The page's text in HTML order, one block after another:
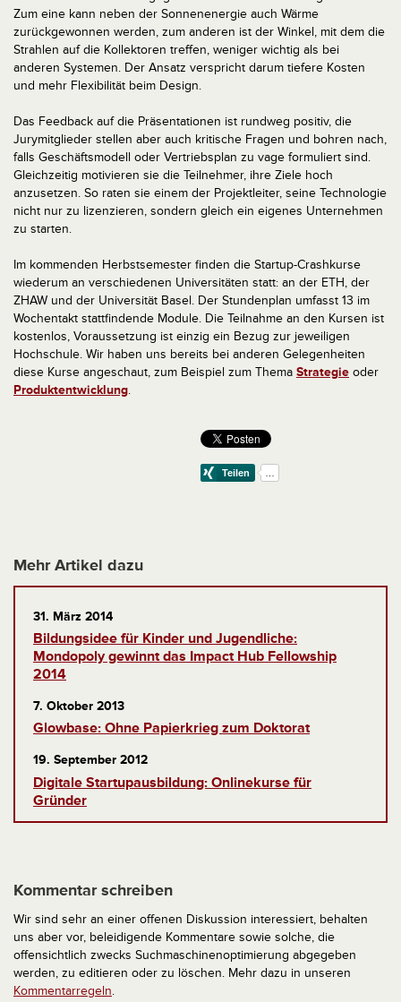
Zum eine kann neben der Sonnenenergie auch Wärme
zurückgewonnen werden, zum anderen ist der Winkel, mit dem die
Strahlen auf die Kollektoren treffen, weniger wichtig als bei
anderen Systemen. Der Ansatz verspricht darum tiefere Kosten
und mehr Flexibilität beim Design.
Das Feedback auf die Präsentationen ist rundweg positiv, die
Jurymitglieder stellen aber auch kritische Fragen und bohren nach,
falls Geschäftsmodell oder Vertriebsplan zu vage formuliert sind.
Gleichzeitig motivieren sie die Teilnehmer, ihre Ziele hoch
anzusetzen. So raten sie einem der Projektleiter, seine Technologie
nicht nur zu lizenzieren, sondern gleich ein eigenes Unternehmen
zu starten.
Im kommenden Herbstsemester finden die Startup-Crashkurse
wiederum an verschiedenen Universitäten statt: an der ETH, der
ZHAW und der Universität Basel. Der Stundenplan umfasst 13 im
Wochentakt stattfindende Module. Die Teilnahme an den Kursen ist
kostenlos, Voraussetzung ist einzig ein Bezug zur jeweiligen
Hochschule. Wir haben uns bereits bei anderen Gelegenheiten
diese Kurse angeschaut, zum Beispiel zum Thema Strategie oder
Produktentwicklung.
Mehr Artikel dazu
31. März 2014
Bildungsidee für Kinder und Jugendliche:
Mondopoly gewinnt das Impact Hub Fellowship
2014
7. Oktober 2013
Glowbase: Ohne Papierkrieg zum Doktorat
19. September 2012
Digitale Startupausbildung: Onlinekurse für
Gründer
Kommentar schreiben
Wir sind sehr an einer offenen Diskussion interessiert, behalten
uns aber vor, beleidigende Kommentare sowie solche, die
offensichtlich zwecks Suchmaschinenoptimierung abgegeben
werden, zu editieren oder zu löschen. Mehr dazu in unseren
Kommentarregeln.